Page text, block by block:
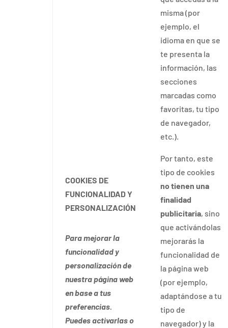
COOKIES DE
FUNCIONALIDAD Y
PERSONALIZACIÓN
Para mejorar la
funcionalidad y
personalización de
nuestra página web
en base a tus
preferencias.
Puedes activarlas o
misma (por
ejemplo, el
idioma en que se
te presenta la
información, las
secciones
marcadas como
favoritas, tu tipo
de navegador,
etc.).
Por tanto, este
tipo de cookies
no tienen una
finalidad
publicitaria, sino
que activándolas
mejorarás la
funcionalidad de
la página web
(por ejemplo,
adaptándose a tu
tipo de
navegador) y la